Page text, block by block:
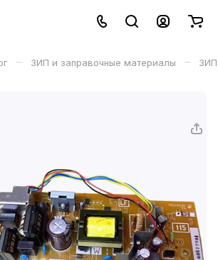
– ЗИП и заправочные материалы – ЗИП